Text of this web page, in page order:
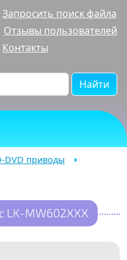
Запросить поиск файла
Отзывы пользователей
Контакты
Найти
DVD приводы
LK-MW602XXX